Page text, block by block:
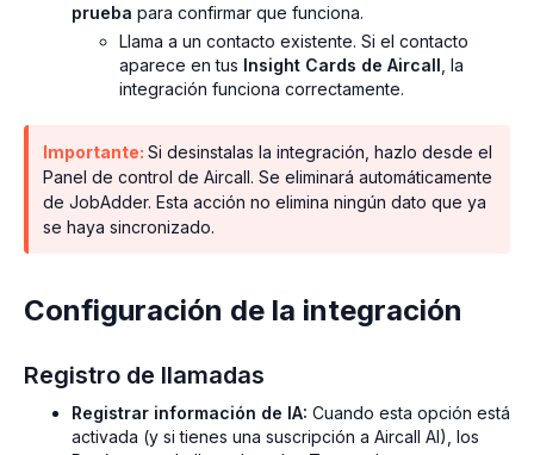
prueba para confirmar que funciona.
Llama a un contacto existente. Si el contacto
aparece en tus Insight Cards de Aircall , la
integración funciona correctamente.
Importante: Si desinstalas la integración, hazlo desde el
Panel de control de Aircall. Se eliminará automáticamente
de JobAdder. Esta acción no elimina ningún dato que ya
se haya sincronizado.
Configuración de la integración
Registro de llamadas
Registrar información de IA: Cuando esta opción está
activada (y si tienes una suscripción a Aircall AI), los